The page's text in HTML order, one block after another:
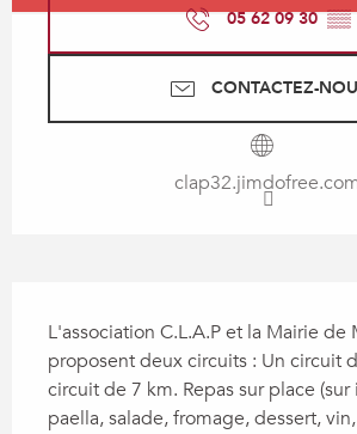
05 62 09 30▒▒
CONTACTEZ-
L'association C.L.A.P et la Mairie de
proposent deux circuits : Un circuit
circuit de 7 km. Repas sur place
paella, salade, fromage, dessert,